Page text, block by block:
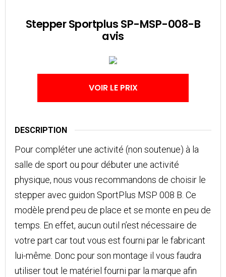
Stepper Sportplus SP-MSP-008-B
avis
VOIR LE PRIX
DESCRIPTION
Pour compléter une activité (non soutenue) à la
salle de sport ou pour débuter une activité
physique, nous vous recommandons de choisir le
stepper avec guidon SportPlus MSP 008 B. Ce
modèle prend peu de place et se monte en peu de
temps. En effet, aucun outil n’est nécessaire de
votre part car tout vous est fourni par le fabricant
lui-même. Donc pour son montage il vous faudra
utiliser tout le matériel fourni par la marque afin